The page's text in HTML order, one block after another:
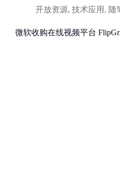
开放资源, 技术应用 , 随
微软收购在线视频平台